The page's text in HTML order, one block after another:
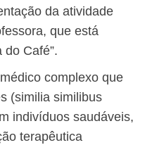
da atividade
que está
do Café”.
complexo que
(similia similibus
indivíduos saudáveis,
terapêutica